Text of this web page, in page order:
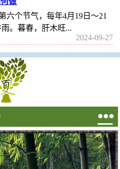
六个节气，每年4月19日～21
。暮春，肝木旺...
2024-09-27
